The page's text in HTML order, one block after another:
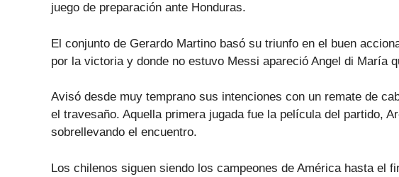
juego de preparación ante Honduras.
El conjunto de Gerardo Martino basó su triunfo en el buen
por la victoria y donde no estuvo Messi apareció Angel di María
Avisó desde muy temprano sus intenciones con un remate de
el travesaño. Aquella primera jugada fue la película del partido,
sobrellevando el encuentro.
Los chilenos siguen siendo los campeones de América hasta el